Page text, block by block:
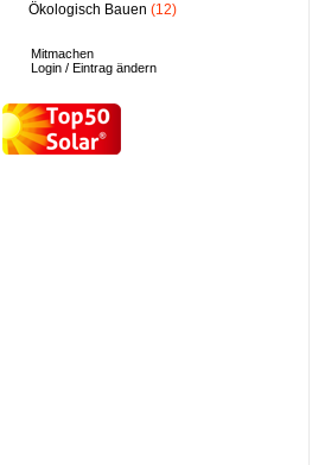
Ökologisch Bauen (12)
Mitmachen
Login / Eintrag ändern